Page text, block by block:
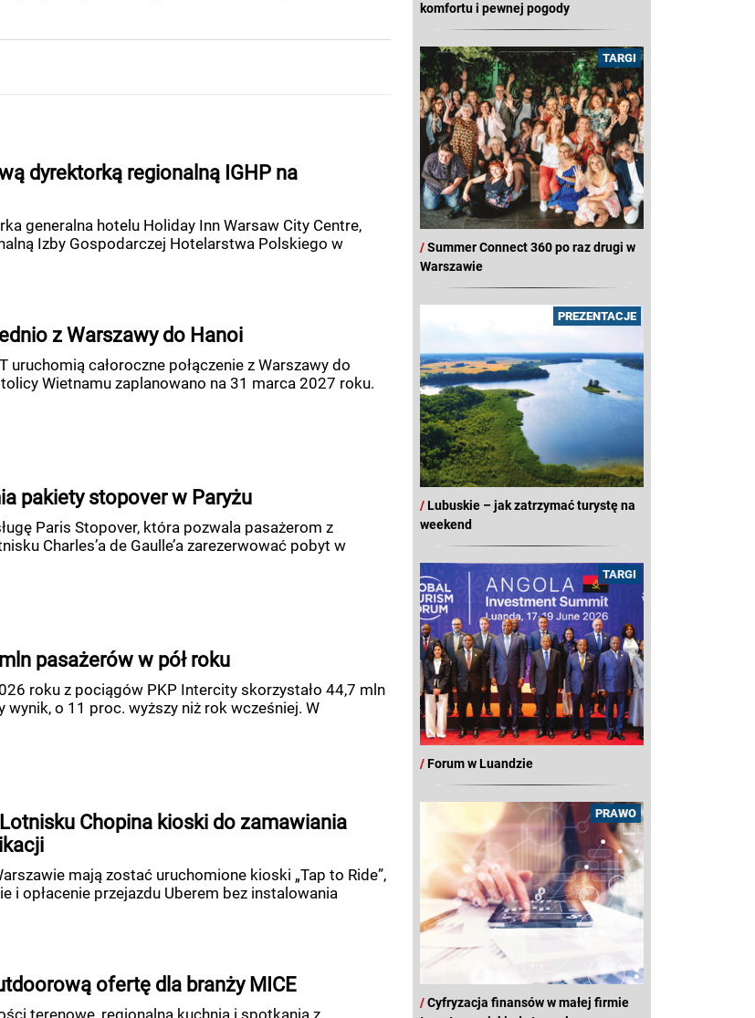
dyrektorką regionalną IGHP na
generalna hotelu Holiday Inn Warsaw City Centre,
Izby Gospodarczej Hotelarstwa Polskiego w
z Warszawy do Hanoi
uruchomią całoroczne połączenie z Warszawy do
Wietnamu zaplanowano na 31 marca 2027 roku.
pakiety stopover w Paryżu
Paris Stopover, która pozwala pasażerom z
Charles’a de Gaulle’a zarezerwować pobyt w
pasażerów w pół roku
roku z pociągów PKP Intercity skorzystało 44,7 mln
wynik, o 11 proc. wyższy niż rok wcześniej. W
Chopina kioski do zamawiania
mają zostać uruchomione kioski „Tap to Ride”,
i opłacenie przejazdu Uberem bez instalowania
ofertę dla branży MICE
terenowe, regionalna kuchnia i spotkania z
komfortu i pewnej pogody
TARGI
/Summer Connect 360 po raz drugi w
Warszawie
PREZENTACJE
/Lubuskie – jak zatrzymać turystę na
weekend
TARGI
/Forum w Luandzie
PRAWO
/Cyfryzacja finansów w małej firmie